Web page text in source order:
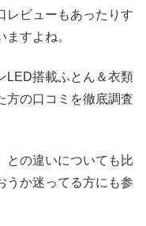
レビューもあったりす
すよね。
LED搭載ふとん＆衣類
方の口コミを徹底調査
との違いについても比
うか迷ってる方にも参